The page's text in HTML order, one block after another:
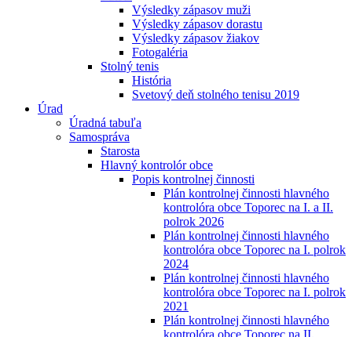
Výsledky zápasov muži
Výsledky zápasov dorastu
Výsledky zápasov žiakov
Fotogaléria
Stolný tenis
História
Svetový deň stolného tenisu 2019
Úrad
Úradná tabuľa
Samospráva
Starosta
Hlavný kontrolór obce
Popis kontrolnej činnosti
Plán kontrolnej činnosti hlavného
kontrolóra obce Toporec na I. a II.
polrok 2026
Plán kontrolnej činnosti hlavného
kontrolóra obce Toporec na I. polrok
2024
Plán kontrolnej činnosti hlavného
kontrolóra obce Toporec na I. polrok
2021
Plán kontrolnej činnosti hlavného
kontrolóra obce Toporec na II.